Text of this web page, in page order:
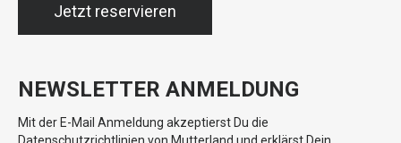
Jetzt reservieren
NEWSLETTER ANMELDUNG
Mit der E-Mail Anmeldung akzeptierst Du die